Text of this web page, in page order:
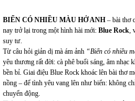
BIỂN CÓ NHIỀU MÀU HỞ ANH – bài thơ
nay trở lại trong một hình hài mới: Blue Rock,
suy tư.
Từ câu hỏi giản dị mà ám ảnh “Biển có nhiều
yêu thương rất đời: cà phê buổi sáng, âm
bền bỉ. Giai điệu Blue Rock khoác lên bài thơ
nồng – để tình yêu vang lên như biển: không
chuyển động.